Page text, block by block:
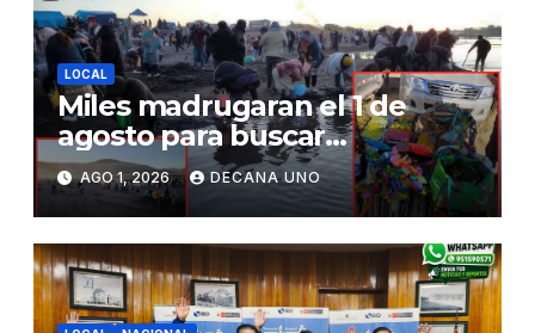
LOCAL
Miles madrugaran el 1 de
agosto para buscar
piedrecillas en los ríos y
realizar la challa por la
riqueza y la prosperidad
AGO 1, 2026 DECANA UNO